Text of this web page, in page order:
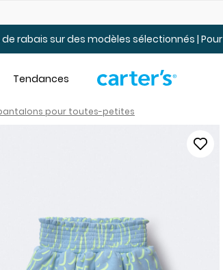
de rabais sur des modèles sélectionnés |
Tendances
pour toutes-petites